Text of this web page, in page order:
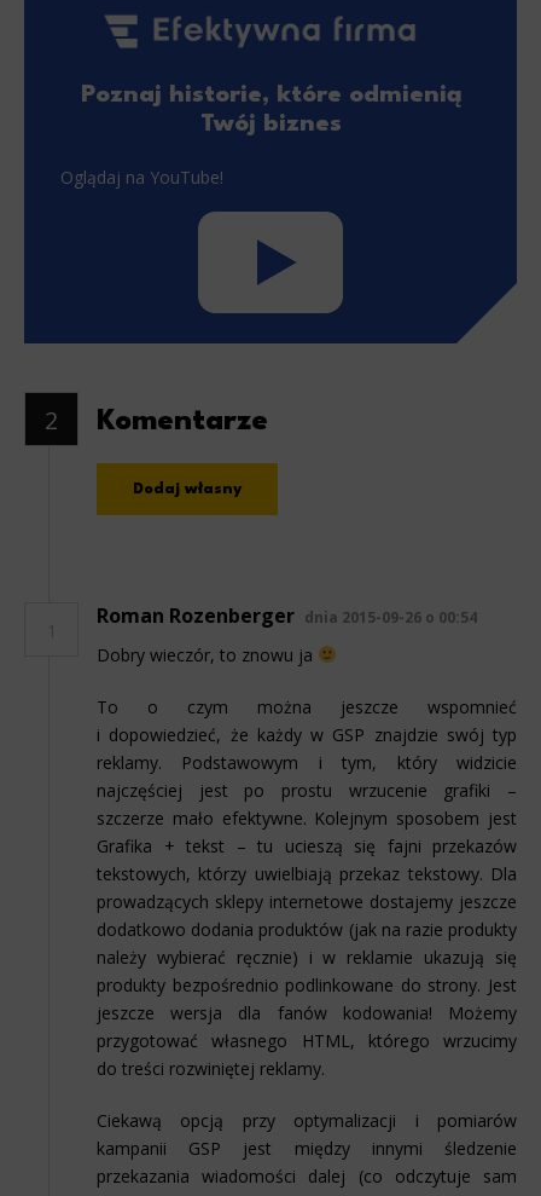
Poznaj historie, które odmienią
Twój biznes
Oglądaj na YouTube!
2 Komentarze
Dodaj własny
Roman Rozenberger dnia 2015-09-26 o 00:54
Dobry wieczór, to znowu ja
To o czym można jeszcze wspomnieć
i dopowiedzieć, że każdy w GSP znajdzie swój typ
reklamy. Podstawowym i tym, który widzicie
najczęściej jest po prostu wrzucenie grafiki –
szczerze mało efektywne. Kolejnym sposobem jest
Grafika + tekst – tu ucieszą się fajni przekazów
tekstowych, którzy uwielbiają przekaz tekstowy. Dla
prowadzących sklepy internetowe dostajemy jeszcze
dodatkowo dodania produktów (jak na razie produkty
należy wybierać ręcznie) i w reklamie ukazują się
produkty bezpośrednio podlinkowane do strony. Jest
jeszcze wersja dla fanów kodowania! Możemy
przygotować własnego HTML, którego wrzucimy
do treści rozwiniętej reklamy.
Ciekawą opcją przy optymalizacji i pomiarów
kampanii GSP jest między innymi śledzenie
przekazania wiadomości dalej (co odczytuje sam